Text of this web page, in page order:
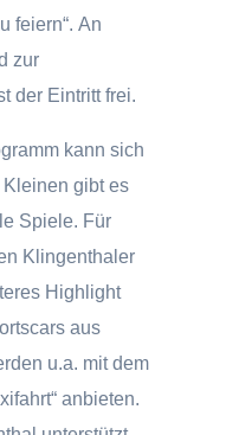
feiern“. An
zur
der Eintritt frei.
kann sich
gibt es
Spiele. Für
Klingenthaler
Highlight
aus
u.a. mit dem
anbieten.